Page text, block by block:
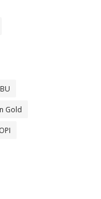
BU
Gold
OPI